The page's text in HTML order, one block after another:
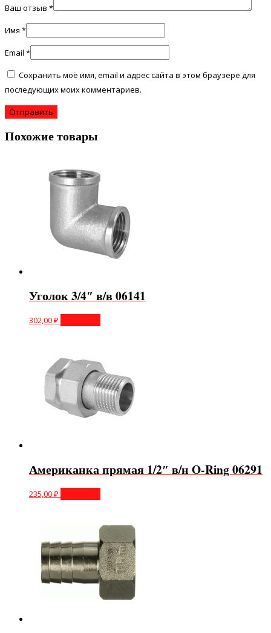
Ваш отзыв *
Имя *
Email *
Сохранить моё имя, email и адрес сайта в этом браузере для
последующих моих комментариев.
Похожие товары
Уголок 3/4″ в/в 06141
302,00₽
Американка прямая 1/2″ в/н O-Ring 06291
235,00₽